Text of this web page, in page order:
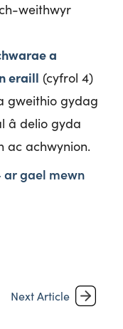
weithwyr
a
eraill (cyfrol 4)
gweithio gydag
â delio gyda
ac achwynion.
gael mewn
Next Article